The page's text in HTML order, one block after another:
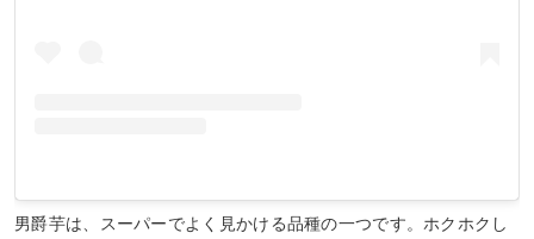
男爵芋は、スーパーでよく見かける品種の一つです。ホクホクし